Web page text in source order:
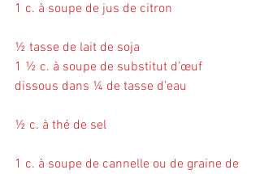
1 c. à soupe de jus de citron
½ tasse de lait de soja
1 ½ c. à soupe de substitut d’œuf
dissous dans ¼ de tasse d’eau
½ c. à thé de sel
1 c. à soupe de cannelle ou de graine de